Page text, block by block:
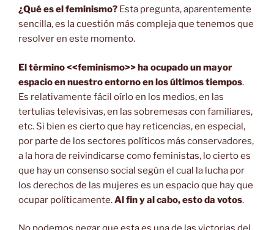
¿Qué es el feminismo? Esta pregunta, aparentemente
sencilla, es la cuestión más compleja que tenemos que
resolver en este momento.
El término <<feminismo>> ha ocupado un mayor
espacio en nuestro entorno en los últimos tiempos.
Es relativamente fácil oírlo en los medios, en las
tertulias televisivas, en las sobremesas con familiares,
etc. Si bien es cierto que hay reticencias, en especial,
por parte de los sectores políticos más conservadores,
a la hora de reivindicarse como feministas, lo cierto es
que hay un consenso social según el cual la lucha por
los derechos de las mujeres es un espacio que hay que
ocupar políticamente.Al fin y al cabo, esto da votos.